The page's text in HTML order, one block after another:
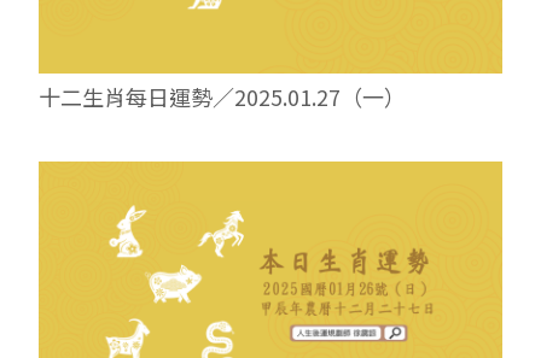
十二生肖每日運勢／2025.01.27（一）